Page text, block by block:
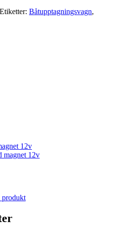
Etiketter: Båtupptagningsvagn,
12v
produkt